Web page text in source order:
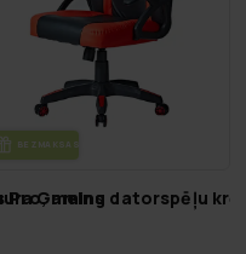
Pro, melns
BEZ­MAK­SAS PIE­GĀ­DE
Gaming datorspēļu